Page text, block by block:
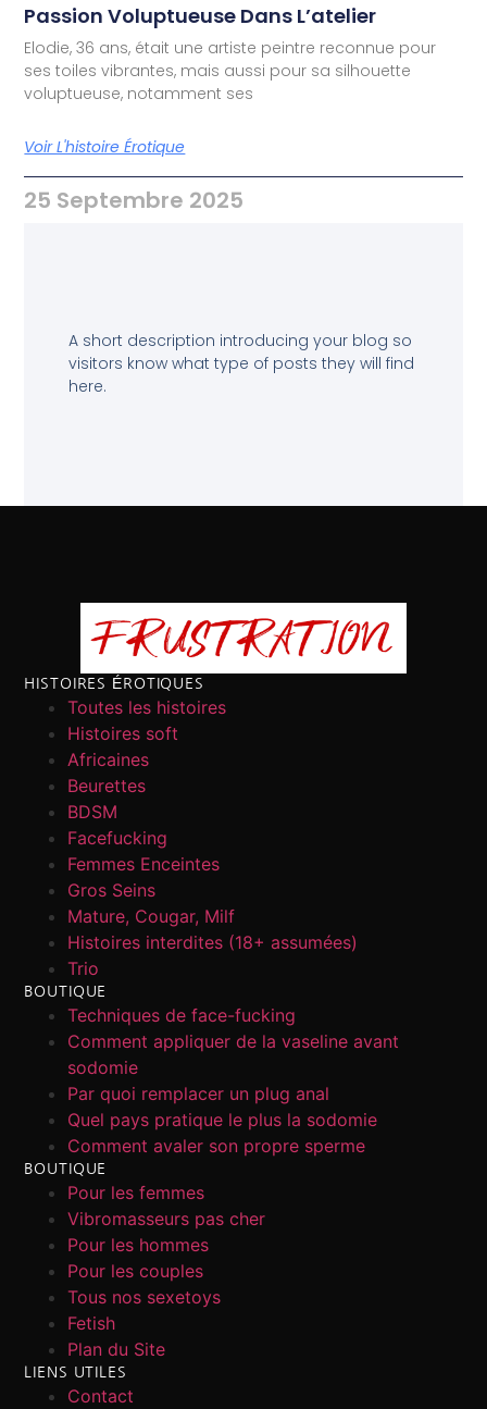
Passion Voluptueuse Dans L’atelier
Elodie, 36 ans, était une artiste peintre reconnue pour
ses toiles vibrantes, mais aussi pour sa silhouette
voluptueuse, notamment ses
Voir L'histoire Érotique
25 Septembre 2025
A short description introducing your blog so
visitors know what type of posts they will find
here.
HISTOIRES ÉROTIQUES
Toutes les histoires
Histoires soft
Africaines
Beurettes
BDSM
Facefucking
Femmes Enceintes
Gros Seins
Mature, Cougar, Milf
Histoires interdites (18+ assumées)
Trio
BOUTIQUE
Techniques de face-fucking
Comment appliquer de la vaseline avant
sodomie
Par quoi remplacer un plug anal
Quel pays pratique le plus la sodomie
Comment avaler son propre sperme
BOUTIQUE
Pour les femmes
Vibromasseurs pas cher
Pour les hommes
Pour les couples
Tous nos sexetoys
Fetish
Plan du Site
LIENS UTILES
Contact